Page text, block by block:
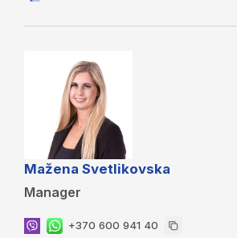
Mažena Svetlikovska
Manager
+370 600 941 40